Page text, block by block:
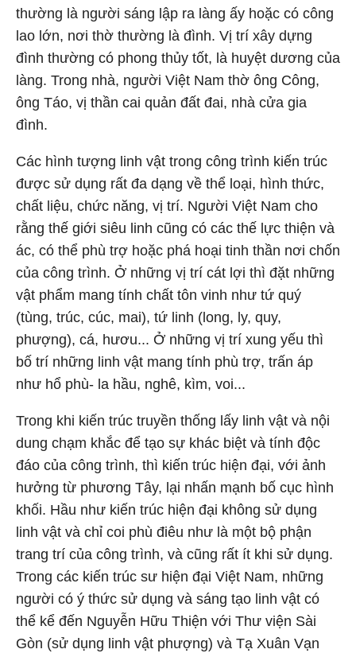
thường là người sáng lập ra làng ấy hoặc có công
lao lớn, nơi thờ thường là đình. Vị trí xây dựng
đình thường có phong thủy tốt, là huyệt dương của
làng. Trong nhà, người Việt Nam thờ ông Công,
ông Táo, vị thần cai quản đất đai, nhà cửa gia
đình.
Các hình tượng linh vật trong công trình kiến trúc
được sử dụng rất đa dạng về thể loại, hình thức,
chất liệu, chức năng, vị trí. Người Việt Nam cho
rằng thế giới siêu linh cũng có các thế lực thiện và
ác, có thể phù trợ hoặc phá hoại tinh thần nơi chốn
của công trình. Ở những vị trí cát lợi thì đặt những
vật phẩm mang tính chất tôn vinh như tứ quý
(tùng, trúc, cúc, mai), tứ linh (long, ly, quy,
phượng), cá, hươu... Ở những vị trí xung yếu thì
bố trí những linh vật mang tính phù trợ, trấn áp
như hổ phù- la hầu, nghê, kìm, voi...
Trong khi kiến trúc truyền thống lấy linh vật và nội
dung chạm khắc để tạo sự khác biệt và tính độc
đáo của công trình, thì kiến trúc hiện đại, với ảnh
hưởng từ phương Tây, lại nhấn mạnh bố cục hình
khối. Hầu như kiến trúc hiện đại không sử dụng
linh vật và chỉ coi phù điêu như là một bộ phận
trang trí của công trình, và cũng rất ít khi sử dụng.
Trong các kiến trúc sư hiện đại Việt Nam, những
người có ý thức sử dụng và sáng tạo linh vật có
thể kể đến Nguyễn Hữu Thiện với Thư viện Sài
Gòn (sử dụng linh vật phượng) và Tạ Xuân Vạn